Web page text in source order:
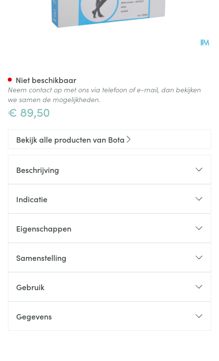
€ 89,50
Niet beschikbaar
Neem contact op met ons via telefoon of e-mail, dan bekijken
we samen de mogelijkheden.
Bekijk alle producten van Bota
Beschrijving
Indicatie
Eigenschappen
Samenstelling
Gebruik
Gegevens